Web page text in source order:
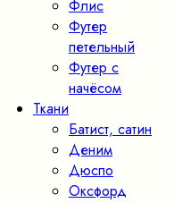
Флис
Футер
петельный
Футер с
начёсом
Ткани
Батист, сатин
Деним
Дюспо
Оксфорд